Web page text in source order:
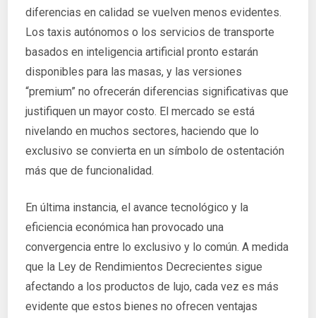
diferencias en calidad se vuelven menos evidentes.
Los taxis autónomos o los servicios de transporte
basados en inteligencia artificial pronto estarán
disponibles para las masas, y las versiones
“premium” no ofrecerán diferencias significativas que
justifiquen un mayor costo. El mercado se está
nivelando en muchos sectores, haciendo que lo
exclusivo se convierta en un símbolo de ostentación
más que de funcionalidad.
En última instancia, el avance tecnológico y la
eficiencia económica han provocado una
convergencia entre lo exclusivo y lo común. A medida
que la Ley de Rendimientos Decrecientes sigue
afectando a los productos de lujo, cada vez es más
evidente que estos bienes no ofrecen ventajas